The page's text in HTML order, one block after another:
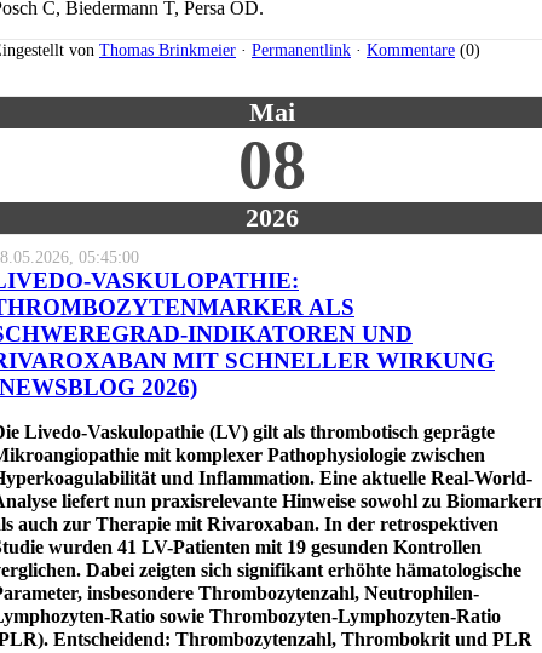
C, Biedermann T, Persa OD.
von Thomas Brinkmeier · Permanentlink · Kommentare (0)
Mai
08
2026
05:45:00
VASKULOPATHIE:
ALS
INDIKATOREN UND
MIT SCHNELLER WIRKUNG
2026)
Livedo-Vaskulopathie (LV) gilt als thrombotisch geprägte
mit komplexer Pathophysiologie zwischen
und Inflammation. Eine aktuelle Real-World-
liefert nun praxisrelevante Hinweise sowohl zu
auch zur Therapie mit Rivaroxaban. In der retrospektiven
wurden 41 LV-Patienten mit 19 gesunden Kontrollen
Dabei zeigten sich signifikant erhöhte hämatologische
insbesondere Thrombozytenzahl, Neutrophilen-
Ratio sowie Thrombozyten-Lymphozyten-Ratio
Entscheidend: Thrombozytenzahl, Thrombokrit und PLR